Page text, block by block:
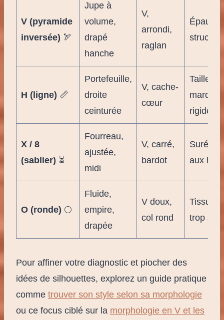
V (pyramide
inversée) 🏹
Jupe à
volume,
drapé
hanche
V,
arrondi,
raglan
H (ligne) 📏
Portefeuille,
droite
ceinturée
V, cache-
cœur
Taille
rigide
X / 8
(sablier) ⏳
Fourreau,
ajustée,
midi
V, carré,
bardot
aux
O (ronde) 🌕
Fluide,
empire,
drapée
V doux,
col rond
Tissu
trop
Pour affiner votre diagnostic et piocher des
idées de silhouettes, explorez un guide pratique
comme trouver son style selon sa morphologie
ou ce focus ciblé sur la morphologie en V et les